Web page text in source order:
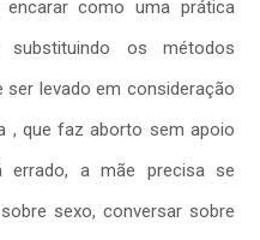
como uma prática
os métodos
levado em consideração
, que faz aborto sem apoio
errado, a mãe precisa se
sexo, conversar sobre